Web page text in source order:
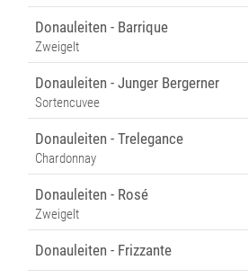
Donauleiten - Barrique
Zweigelt
Donauleiten - Junger Bergerner
Sortencuvee
Donauleiten - Trelegance
Chardonnay
Donauleiten - Rosé
Zweigelt
Donauleiten - Frizzante